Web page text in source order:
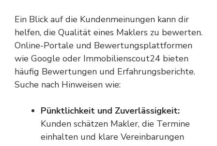
Ein Blick auf die Kundenmeinungen kann dir
helfen, die Qualität eines Maklers zu bewerten.
Online-Portale und Bewertungsplattformen
wie Google oder Immobilienscout24 bieten
häufig Bewertungen und Erfahrungsberichte.
Suche nach Hinweisen wie:
Pünktlichkeit und Zuverlässigkeit:
Kunden schätzen Makler, die Termine
einhalten und klare Vereinbarungen